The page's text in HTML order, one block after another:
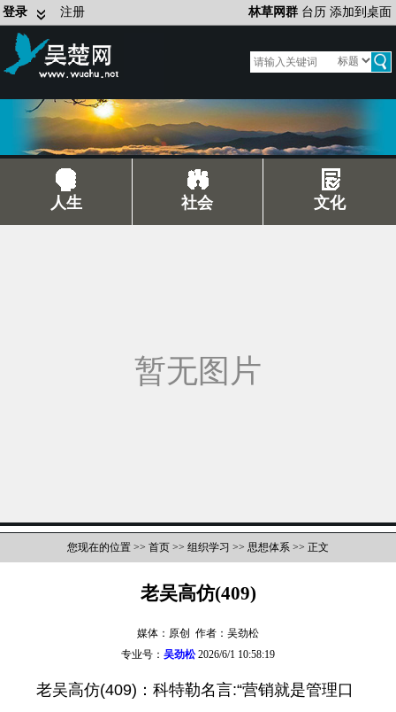
登录 注册 林草网群 台历 添加到桌面
人生 社会 文化
您现在的位置 >> 首页 >> 组织学习 >> 思想体系 >> 正文
老吴高仿(409)
媒体：原创 作者：吴劲松
专业号： 吴劲松2026/6/1 10:58:19
老吴高仿(409)：科特勒名言:“营销就是管理口